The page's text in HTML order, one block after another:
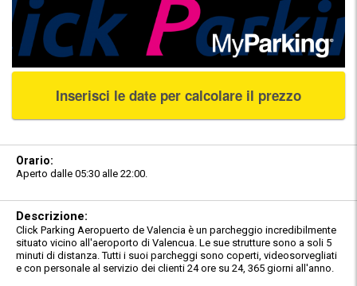
Inserisci le date per calcolare il prezzo
Orario:
Aperto dalle 05:30 alle 22:00.
Descrizione:
Click Parking Aeropuerto de Valencia è un parcheggio incredibilmente
situato vicino all'aeroporto di Valencua. Le sue strutture sono a soli 5
minuti di distanza. Tutti i suoi parcheggi sono coperti, videosorvegliati
e con personale al servizio dei clienti 24 ore su 24, 365 giorni all'anno.